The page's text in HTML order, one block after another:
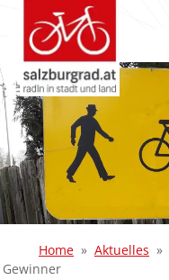
Home Aktuelles
Gewinner